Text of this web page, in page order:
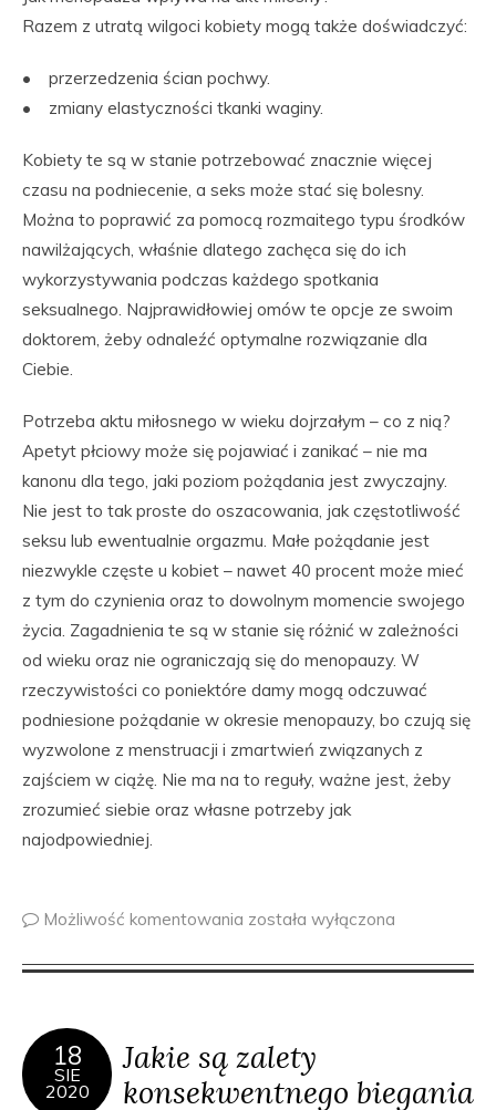
Razem z utratą wilgoci kobiety mogą także doświadczyć:
• przerzedzenia ścian pochwy.
• zmiany elastyczności tkanki waginy.
Kobiety te są w stanie potrzebować znacznie więcej
czasu na podniecenie, a seks może stać się bolesny.
Można to poprawić za pomocą rozmaitego typu środków
nawilżających, właśnie dlatego zachęca się do ich
wykorzystywania podczas każdego spotkania
seksualnego. Najprawidłowiej omów te opcje ze swoim
doktorem, żeby odnaleźć optymalne rozwiązanie dla
Ciebie.
Potrzeba aktu miłosnego w wieku dojrzałym – co z nią?
Apetyt płciowy może się pojawiać i zanikać – nie ma
kanonu dla tego, jaki poziom pożądania jest zwyczajny.
Nie jest to tak proste do oszacowania, jak częstotliwość
seksu lub ewentualnie orgazmu. Małe pożądanie jest
niezwykle częste u kobiet – nawet 40 procent może mieć
z tym do czynienia oraz to dowolnym momencie swojego
życia. Zagadnienia te są w stanie się różnić w zależności
od wieku oraz nie ograniczają się do menopauzy. W
rzeczywistości co poniektóre damy mogą odczuwać
podniesione pożądanie w okresie menopauzy, bo czują się
wyzwolone z menstruacji i zmartwień związanych z
zajściem w ciążę. Nie ma na to reguły, ważne jest, żeby
zrozumieć siebie oraz własne potrzeby jak
najodpowiedniej.
Możliwość komentowania została wyłączona
18
SIE
2020
Jakie są zalety
konsekwentnego biegania